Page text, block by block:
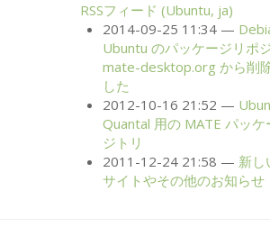
RSSフィード (Ubuntu, ja)
2014-09-25 11:34
Ubuntu のパッケージリポ
mate-desktop.org から削
した
2012-10-16 21:52
Quantal 用の MATE パッケ
ジトリ
2011-12-24 21:58
新し
サイトやその他のお知らせ